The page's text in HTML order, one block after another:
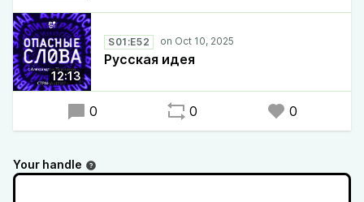
цивилизационную парадигму».
Морозов разбирает, как понятие «русская
идея» становится оправданием внешней
политики и попыткой заменить мировую
гуманитарную традицию на изоляционистский
12:13
S01:E52
Русская идея
0 0 0
Your handle